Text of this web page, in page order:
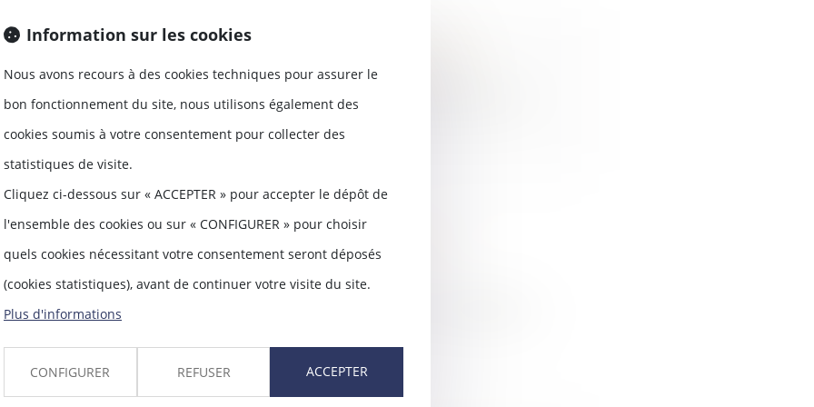
seul un mur mitoyen, à condition de tout payer
prend cette initiative, supportera seul le coût des trava...
la réunion de la commission mixte paritaire, la Fédératio...
Information sur les cookies
Nous avons recours à des cookies techniques pour assurer le
bon fonctionnement du site, nous utilisons également des
cookies soumis à votre consentement pour collecter des
statistiques de visite.
Cliquez ci-dessous sur « ACCEPTER » pour accepter le dépôt de
l'ensemble des cookies ou sur « CONFIGURER » pour choisir
quels cookies nécessitant votre consentement seront déposés
(cookies statistiques), avant de continuer votre visite du site.
Plus d'informations
CONFIGURER REFUSER ACCEPTER